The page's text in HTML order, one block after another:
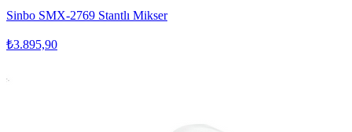
Sinbo SMX-2769 Stantlı Mikser
₺3.895,90